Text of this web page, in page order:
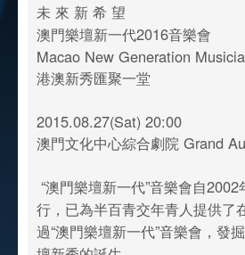
未 來 新 希 望
澳門樂壇新一代2016音樂會
Macao New Generation
港澳新秀匯聚一堂
2015.08.27(Sat) 20:00
澳門文化中心綜合劇院 Grand
“澳門樂壇新一代”音樂會自
行，已為半百青交年青人提供了
過“澳門樂壇新一代”音樂會，發